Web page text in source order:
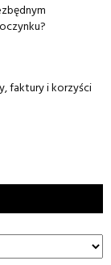
faktury i korzyści